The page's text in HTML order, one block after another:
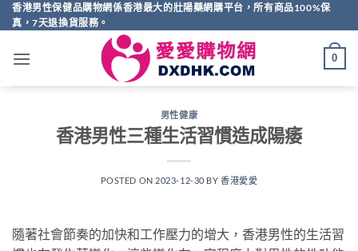
Skip
to
香港男性保健品購物網係香港最大的壯陽藥網購平台，所有商品100%保
真，7天退換貨服務。
0
男性健康
香港男性三種生活習慣造成陽痿
POSTED ON 2023-12-30 BY香港愛愛
隨著社會節奏的加快和工作壓力的增大，香港男性的生活習